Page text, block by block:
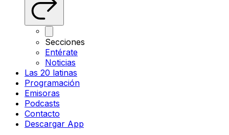
Secciones
Entérate
Noticias
Las 20 latinas
Programación
Emisoras
Podcasts
Contacto
Descargar App